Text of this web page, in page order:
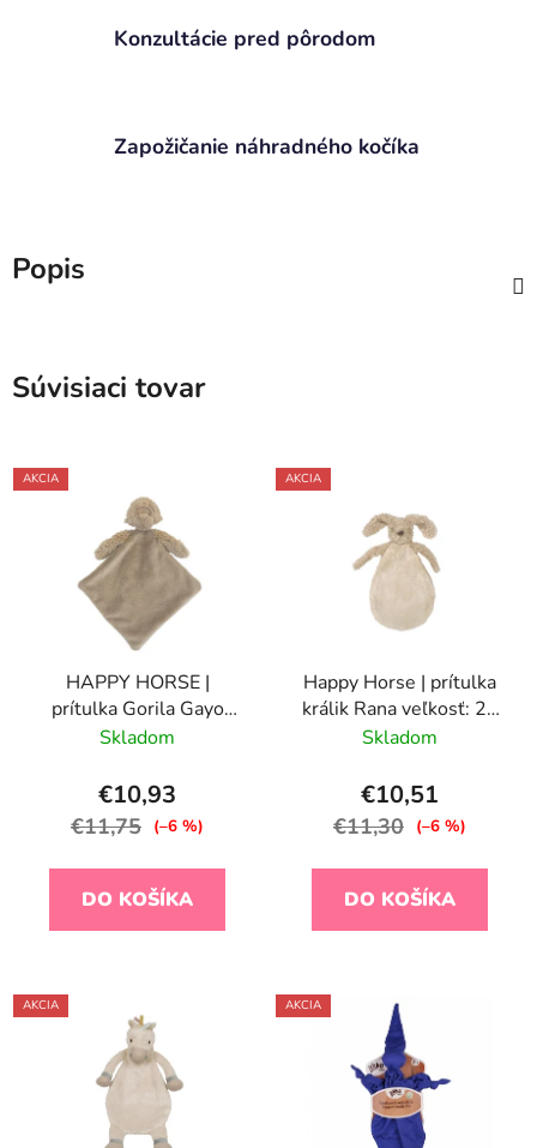
Konzultácie pred pôrodom
Zapožičanie náhradného kočíka
Popis
Súvisiaci tovar
AKCIA
HAPPY HORSE |
prítulka Gorila Gayo
veľkosť: 28 cm
Skladom
€10,93
€11,75 (–6 %)
DO KOŠÍKA
AKCIA
Happy Horse | prítulka
králik Rana veľkosť: 25
cm
Skladom
€10,51
€11,30 (–6 %)
DO KOŠÍKA
AKCIA AKCIA